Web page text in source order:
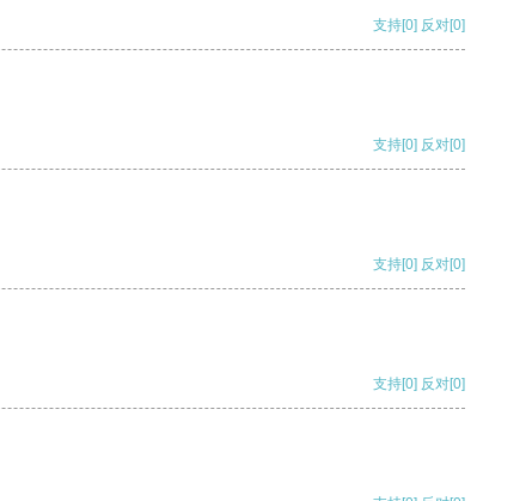
支持[0] 反对[0]
支持[0] 反对[0]
支持[0] 反对[0]
支持[0] 反对[0]